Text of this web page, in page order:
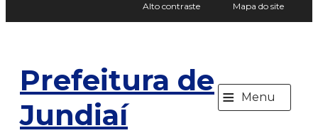
Alto contraste Mapa do site
Prefeitura de
Jundiaí
≡ Menu